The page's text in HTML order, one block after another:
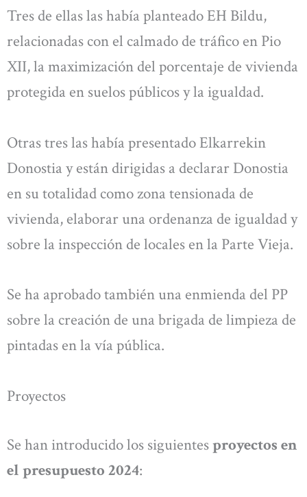
Tres de ellas las había planteado EH Bildu,
relacionadas con el calmado de tráfico en Pio
XII, la maximización del porcentaje de vivienda
protegida en suelos públicos y la igualdad.
Otras tres las había presentado Elkarrekin
Donostia y están dirigidas a declarar Donostia
en su totalidad como zona tensionada de
vivienda, elaborar una ordenanza de igualdad y
sobre la inspección de locales en la Parte Vieja.
Se ha aprobado también una enmienda del PP
sobre la creación de una brigada de limpieza de
pintadas en la vía pública.
Proyectos
Se han introducido los siguientesproyectos en
el presupuesto 2024: